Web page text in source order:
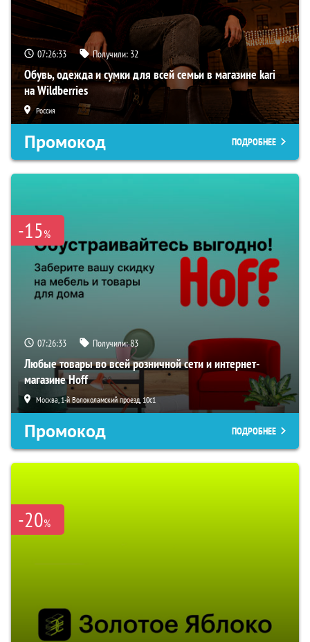
07:26:32 Получили: 32
Обувь, одежда и сумки для всей семьи в магазине kari
на Wildberries
Россия
Промокод ПОДРОБНЕЕ
-15%
07:26:32 Получили:83
Любые товары во всей розничной сети и интернет-
магазине Hoff
Москва, 1-й Волоколамский проезд, 10с1
Промокод ПОДРОБНЕЕ
-20%